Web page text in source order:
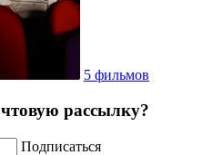
5 фильмов
рассылку?
Подписаться